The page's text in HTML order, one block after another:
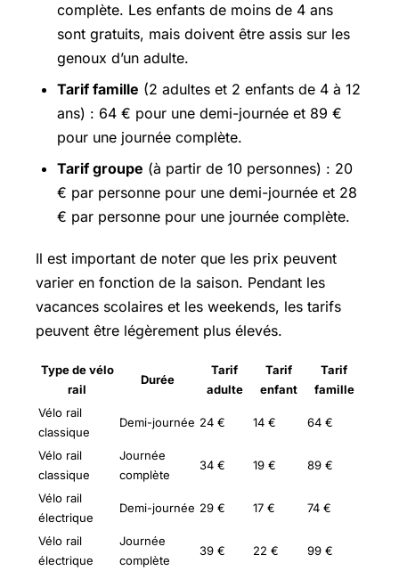
complète. Les enfants de moins de 4 ans
sont gratuits, mais doivent être assis sur les
genoux d’un adulte.
Tarif famille (2 adultes et 2 enfants de 4 à 12
ans) : 64 € pour une demi-journée et 89 €
pour une journée complète.
Tarif groupe (à partir de 10 personnes) : 20
€ par personne pour une demi-journée et 28
€ par personne pour une journée complète.
Il est important de noter que les prix peuvent
varier en fonction de la saison. Pendant les
vacances scolaires et les weekends, les tarifs
peuvent être légèrement plus élevés.
Type de vélo
rail
Durée
Tarif
adulte
Tarif
enfant
Tarif
famille
Vélo rail
classique
Demi-journée 24 € 14 € 64 €
Vélo rail
classique
Journée
complète
34 € 19 € 89 €
Vélo rail
électrique
Demi-journée 29 € 17 € 74 €
Vélo rail
électrique
Journée
complète
39 € 22 € 99 €